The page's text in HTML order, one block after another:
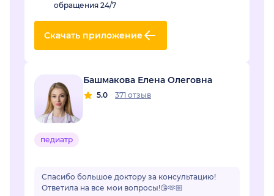
обращения 24/7
Скачать приложение
Башмакова Елена Олеговна
5.0 371 отзыв
педиатр
Спасибо большое доктору за консультацию!
Ответила на все мои вопросы!😘🫶🏼